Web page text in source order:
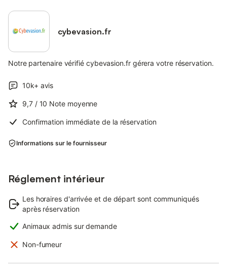
cybevasion.fr
Notre partenaire vérifié cybevasion.fr gérera votre réservation.
10k+ avis
9,7 / 10 Note moyenne
Confirmation immédiate de la réservation
Informations sur le fournisseur
Réglement intérieur
Les horaires d'arrivée et de départ sont communiqués
après réservation
Animaux admis sur demande
Non-fumeur